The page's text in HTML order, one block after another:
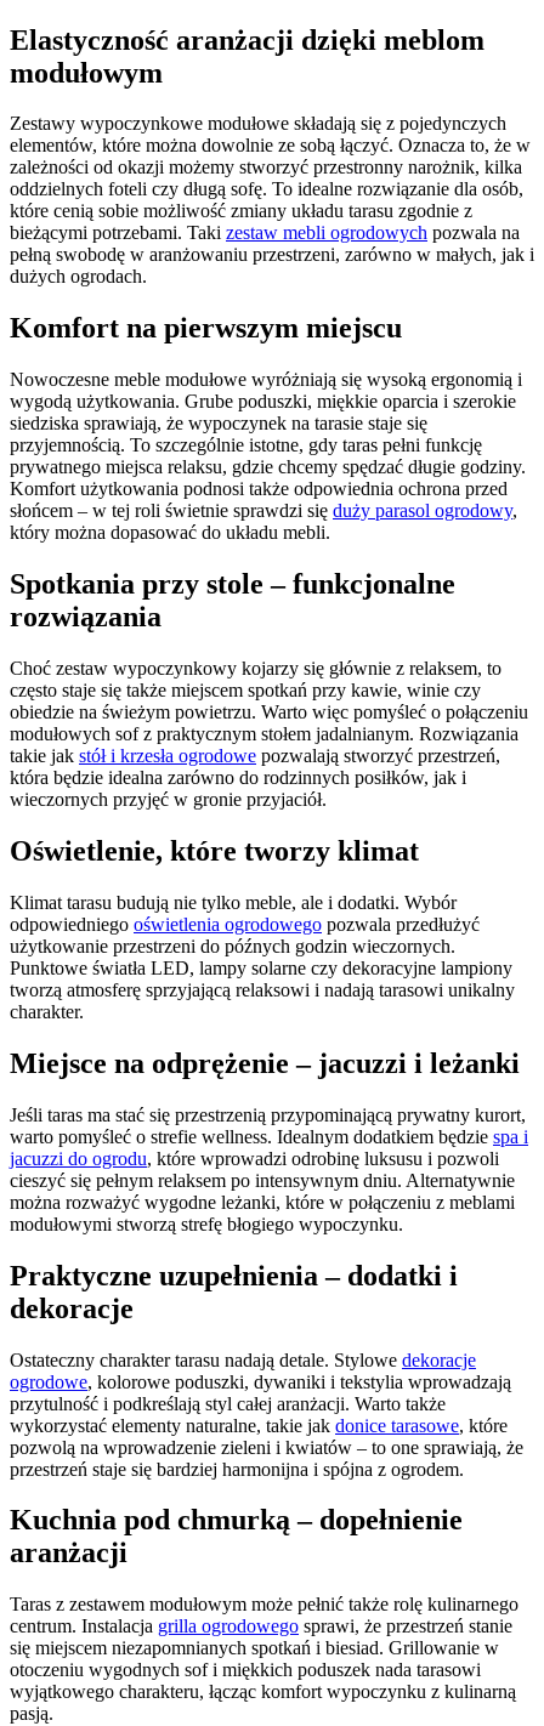
Elastyczność aranżacji dzięki meblom
modułowym
Zestawy wypoczynkowe modułowe składają się z pojedynczych
elementów, które można dowolnie ze sobą łączyć. Oznacza to, że w
zależności od okazji możemy stworzyć przestronny narożnik, kilka
oddzielnych foteli czy długą sofę. To idealne rozwiązanie dla osób,
które cenią sobie możliwość zmiany układu tarasu zgodnie z
bieżącymi potrzebami. Taki zestaw mebli ogrodowych pozwala na
pełną swobodę w aranżowaniu przestrzeni, zarówno w małych, jak i
dużych ogrodach.
Komfort na pierwszym miejscu
Nowoczesne meble modułowe wyróżniają się wysoką ergonomią i
wygodą użytkowania. Grube poduszki, miękkie oparcia i szerokie
siedziska sprawiają, że wypoczynek na tarasie staje się
przyjemnością. To szczególnie istotne, gdy taras pełni funkcję
prywatnego miejsca relaksu, gdzie chcemy spędzać długie godziny.
Komfort użytkowania podnosi także odpowiednia ochrona przed
słońcem – w tej roli świetnie sprawdzi się duży parasol ogrodowy,
który można dopasować do układu mebli.
Spotkania przy stole – funkcjonalne
rozwiązania
Choć zestaw wypoczynkowy kojarzy się głównie z relaksem, to
często staje się także miejscem spotkań przy kawie, winie czy
obiedzie na świeżym powietrzu. Warto więc pomyśleć o połączeniu
modułowych sof z praktycznym stołem jadalnianym. Rozwiązania
takie jak stół i krzesła ogrodowe pozwalają stworzyć przestrzeń,
która będzie idealna zarówno do rodzinnych posiłków, jak i
wieczornych przyjęć w gronie przyjaciół.
Oświetlenie, które tworzy klimat
Klimat tarasu budują nie tylko meble, ale i dodatki. Wybór
odpowiedniego oświetlenia ogrodowego pozwala przedłużyć
użytkowanie przestrzeni do późnych godzin wieczornych.
Punktowe światła LED, lampy solarne czy dekoracyjne lampiony
tworzą atmosferę sprzyjającą relaksowi i nadają tarasowi unikalny
charakter.
Miejsce na odprężenie – jacuzzi i leżanki
Jeśli taras ma stać się przestrzenią przypominającą prywatny kurort,
warto pomyśleć o strefie wellness. Idealnym dodatkiem będzie spa i
jacuzzi do ogrodu, które wprowadzi odrobinę luksusu i pozwoli
cieszyć się pełnym relaksem po intensywnym dniu. Alternatywnie
można rozważyć wygodne leżanki, które w połączeniu z meblami
modułowymi stworzą strefę błogiego wypoczynku.
Praktyczne uzupełnienia – dodatki i
dekoracje
Ostateczny charakter tarasu nadają detale. Stylowe dekoracje
ogrodowe, kolorowe poduszki, dywaniki i tekstylia wprowadzają
przytulność i podkreślają styl całej aranżacji. Warto także
wykorzystać elementy naturalne, takie jak donice tarasowe, które
pozwolą na wprowadzenie zieleni i kwiatów – to one sprawiają, że
przestrzeń staje się bardziej harmonijna i spójna z ogrodem.
Kuchnia pod chmurką – dopełnienie
aranżacji
Taras z zestawem modułowym może pełnić także rolę kulinarnego
centrum. Instalacja grilla ogrodowego sprawi, że przestrzeń stanie
się miejscem niezapomnianych spotkań i biesiad. Grillowanie w
otoczeniu wygodnych sof i miękkich poduszek nada tarasowi
wyjątkowego charakteru, łącząc komfort wypoczynku z kulinarną
pasją.